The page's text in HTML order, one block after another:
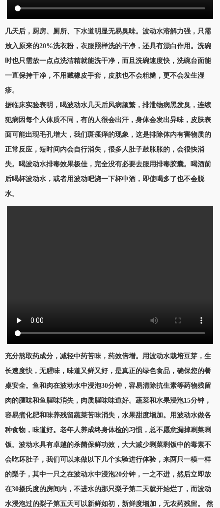
几天后，厨房、厕所、下水道明显无易臭味。波动水溶解力强，只需
放入原来的20%洗衣粉，衣服照样洗的干净，还具有漂白作用。洗碗
时也只需放一点点洗洁精就能洗干净，而且洗碗速度快，洗碗台面能
一直保持干净，不用戴橡皮手套，皮肤也不会粗糙，更不会发生湿
疹。
据临床实验表明，喝波动水几天后风病频繁，排泄物病黑发臭，连续
犯病因每个人体质不同，有的人很会出汗，身体会发出异味，皮肤表
面可能出现毛孔增大，我们斑瘙痒的现象，这是排除体内有害物质的
正常反应，短时间内会自行消失，很多人肚子鼓胀胀的，会很快消
失。喝波动水排毒效果极佳，完全没有必要去服用排毒胶囊。喝酒前
后喝杯波动水，或者用波动吧浇一下杯中酒，即使喝多了也不会脱
水。
充分熬取药成分，减轻中药苦味，药效倍增。用波动水栽培豆芽，生
长速度快，无腥味，味道又鲜又好，是真正的绿色食品，确保您的餐
桌安全。鱼和肉在波动水中浸泡30分钟，容易清除抗生素等药物残留
肉的膻味和鱼腥味消失，肉质腥味味道好。蔬菜和水果浸泡15分钟，
容易煮化肥和味养残留蔬菜苦味消失，水果甜度增加。用波动水做各
种食物，味道好。老年人养成终身体检的习惯，总不愿意漏掉剩菜剩
饭。波动水具有卓越的杀菌保鲜功效，大大减少剩菜剩饭中的毒素不
会吃坏肚子，我们可以来做以下几个实验进行体验，来两只一模一样
的梨子，其中一只之在波动水中浸泡20分钟，一之不进，然后立即放
在30摄氏度的房间内，不进水的那只梨子第二天就开始烂了，而波动
水浸泡过的梨子第五天可以新鲜如初，新鲜度增加，无农药残留。 然